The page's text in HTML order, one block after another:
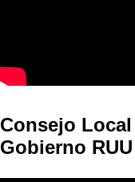
Consejo
Gobierno RUU